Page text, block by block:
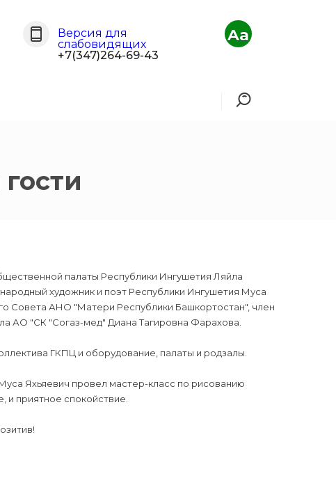
Версия для
слабовидящих
+7(347)264-69-43
Aa
палаты Республики Ингушетия Ляйла
художник и поэт Республики Ингушетия Муса
Совета АНО "Матери Республики Башкортостан", член
АО "СК "Согаз-мед" Диана Тагировна Фарахова.
ГКПЦ и оборудование, палаты и родзалы.
Яхьяевич провел мастер-класс по рисованию
и приятное спокойствие.